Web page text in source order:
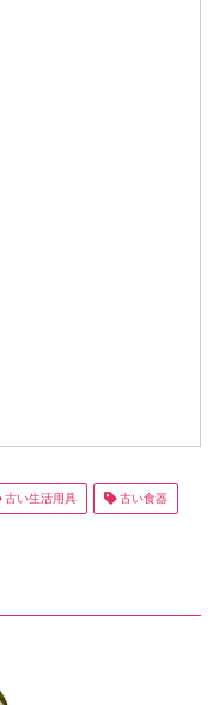
古い生活用具 古い食器